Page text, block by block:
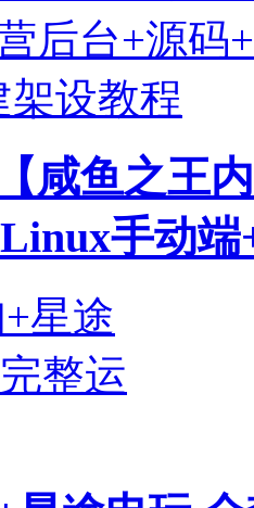
咸鱼之王
手动